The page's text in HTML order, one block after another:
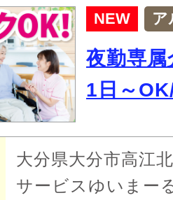
NEW ア
夜勤専
1日～
大分県大分市高江
サービスゆいまー